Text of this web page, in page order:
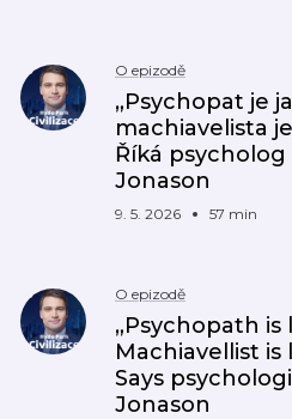
O epizodě
„Psychopat je
machiavelista
Říká psycholog
Jonason
9. 5. 2026 57 min
O epizodě
„Psychopath is
Machiavellist is
Says
Jonason